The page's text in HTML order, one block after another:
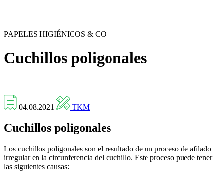
PAPELES HIGIÉNICOS & CO
Cuchillos poligonales
04.08.2021 TKM
Cuchillos poligonales
Los cuchillos poligonales son el resultado de un proceso de afilado
irregular en la circunferencia del cuchillo. Este proceso puede tener
las siguientes causas: